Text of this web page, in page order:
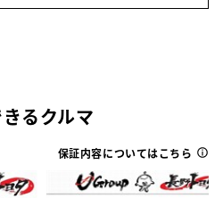
るクルマ
保証内容についてはこちら